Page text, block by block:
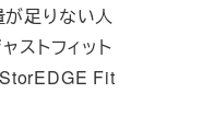
足りない人
ストフィット
StorEDGE Fit